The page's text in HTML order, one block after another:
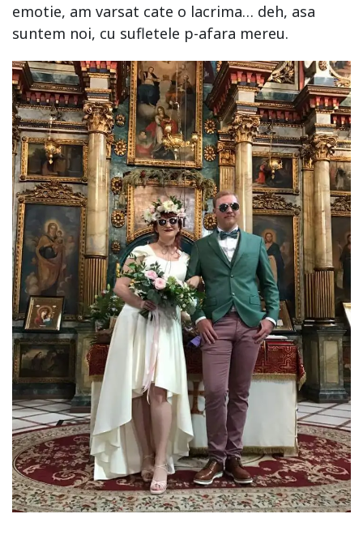
emotie, am varsat cate o lacrima… deh, asa
suntem noi, cu sufletele p-afara mereu.